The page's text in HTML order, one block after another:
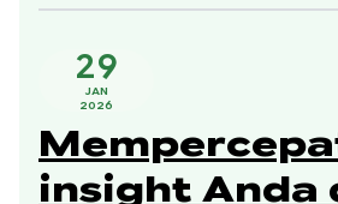
kualitas kode yang
29
JAN
2026
insight Anda